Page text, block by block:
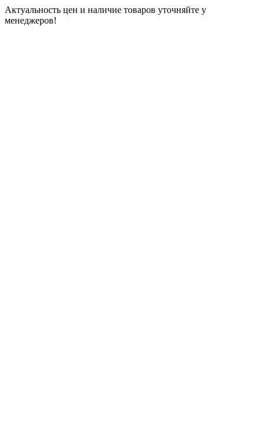
Актуальность цен и наличие товаров уточняйте у
менеджеров!